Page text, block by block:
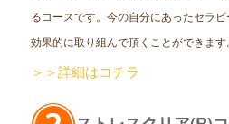
るコースです。今の自分にあったセラピ
効果的に取り組んで頂くことができます。
＞＞詳細はコチラ